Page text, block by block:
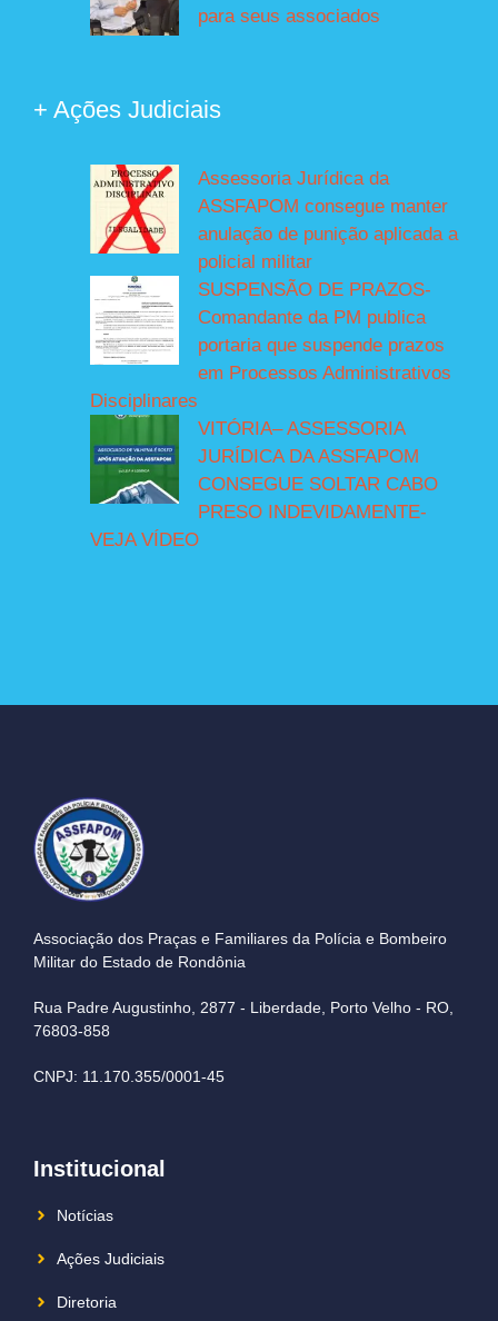
para seus associados
+ Ações Judiciais
Assessoria Jurídica da
ASSFAPOM consegue manter
anulação de punição aplicada a
policial militar
SUSPENSÃO DE PRAZOS-
Comandante da PM publica
portaria que suspende prazos
em Processos Administrativos
Disciplinares
VITÓRIA– ASSESSORIA
JURÍDICA DA ASSFAPOM
CONSEGUE SOLTAR CABO
PRESO INDEVIDAMENTE-
VEJA VÍDEO
Associação dos Praças e Familiares da Polícia e Bombeiro
Militar do Estado de Rondônia
Rua Padre Augustinho, 2877 - Liberdade, Porto Velho - RO,
76803-858
CNPJ: 11.170.355/0001-45
Institucional
Notícias
Ações Judiciais
Diretoria